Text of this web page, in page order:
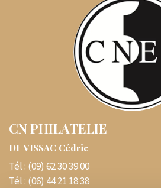
CN PHILATELIE
DE VISSAC Cédric
Tél : (09) 62 30 39 00
Tél : (06) 44 21 18 38